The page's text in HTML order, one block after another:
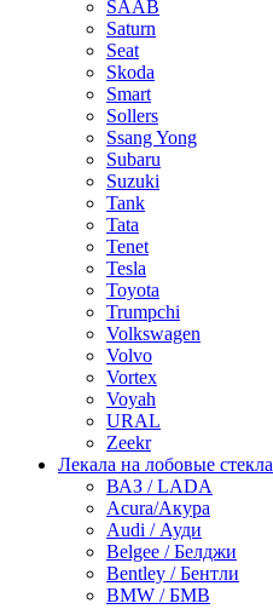
SAAB
Saturn
Seat
Skoda
Smart
Sollers
Ssang Yong
Subaru
Suzuki
Tank
Tata
Tenet
Tesla
Toyota
Trumpchi
Volkswagen
Volvo
Vortex
Voyah
URAL
Zeekr
Лекала на лобовые стекла
ВАЗ / LADA
Acura/Акура
Audi / Ауди
Belgee / Белджи
Bentley / Бентли
BMW / БМВ